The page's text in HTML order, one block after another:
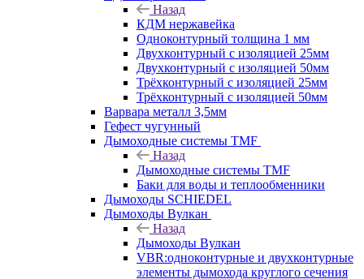
Назад
КДМ нержавейка
Одноконтурный толщина 1 мм
Двухконтурный с изоляцией 25мм
Двухконтурный с изоляцией 50мм
Трёхконтурный с изоляцией 25мм
Трёхконтурный с изоляцией 50мм
Варвара металл 3,5мм
Гефест чугунный
Дымоходные системы TMF
Назад
Дымоходные системы TMF
Баки для воды и теплообменники
Дымоходы SCHIEDEL
Дымоходы Вулкан
Назад
Дымоходы Вулкан
VBR:одноконтурные и двухконтурные
элементы дымохода круглого сечения